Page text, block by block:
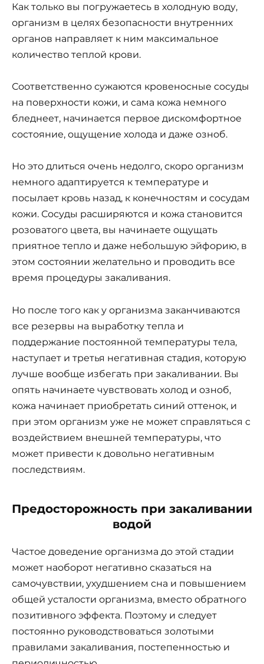
Как только вы погружаетесь в холодную воду,
организм в целях безопасности внутренних
органов направляет к ним максимальное
количество теплой крови.
Соответственно сужаются кровеносные сосуды
на поверхности кожи, и сама кожа немного
бледнеет, начинается первое дискомфортное
состояние, ощущение холода и даже озноб.
Но это длиться очень недолго, скоро организм
немного адаптируется к температуре и
посылает кровь назад, к конечностям и сосудам
кожи. Сосуды расширяются и кожа становится
розоватого цвета, вы начинаете ощущать
приятное тепло и даже небольшую эйфорию, в
этом состоянии желательно и проводить все
время процедуры закаливания.
Но после того как у организма заканчиваются
все резервы на выработку тепла и
поддержание постоянной температуры тела,
наступает и третья негативная стадия, которую
лучше вообще избегать при закаливании. Вы
опять начинаете чувствовать холод и озноб,
кожа начинает приобретать синий оттенок, и
при этом организм уже не может справляться с
воздействием внешней температуры, что
может привести к довольно негативным
последствиям.
Предосторожность при закаливании
водой
Частое доведение организма до этой стадии
может наоборот негативно сказаться на
самочувствии, ухудшением сна и повышением
общей усталости организма, вместо обратного
позитивного эффекта. Поэтому и следует
постоянно руководствоваться золотыми
правилами закаливания, постепенностью и